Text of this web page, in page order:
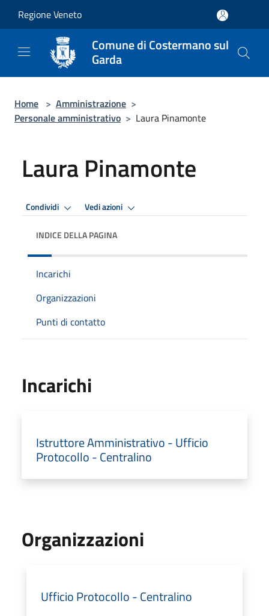
Regione Veneto
Comune di Costermano sul
Garda
Home > Amministrazione >
Personale amministrativo > Laura Pinamonte
Laura Pinamonte
Condividi Vedi azioni
INDICE DELLA PAGINA
Incarichi
Organizzazioni
Punti di contatto
Incarichi
Istruttore Amministrativo - Ufficio
Protocollo - Centralino
Organizzazioni
Ufficio Protocollo - Centralino